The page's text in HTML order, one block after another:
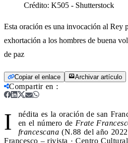
Crédito: K505 - Shutterstock
Esta oración es una invocación al Rey
exhortación a los hombres de buena
de paz
Copiar el enlace Archivar artículo
Compartir en :
I
nédita es la oración de san
en el número de Frate
francescana (N.88 del año
Francesco – rivista · Centro